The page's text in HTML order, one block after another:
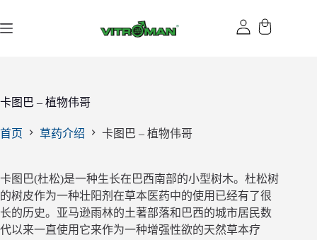
过
卡图巴 – 植物伟哥
首页 草药介绍 卡图巴 – 植物伟哥
卡图巴(杜松)是一种生长在巴西南部的小型树木。杜松树
的树皮作为一种壮阳剂在草本医药中的使用已经有了很
长的历史。亚马逊雨林的土著部落和巴西的城市居民数
代以来一直使用它来作为一种增强性欲的天然草本疗